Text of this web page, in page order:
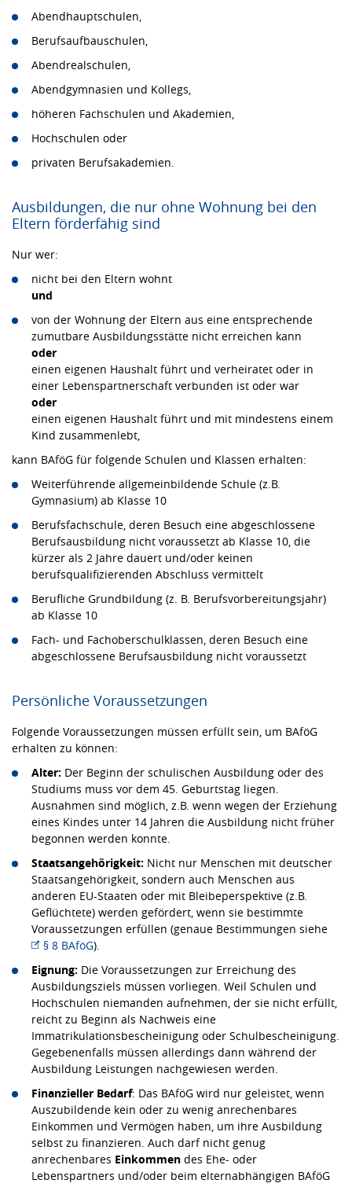
Abendhauptschulen,
Berufsaufbauschulen,
Abendrealschulen,
Abendgymnasien und Kollegs,
höheren Fachschulen und Akademien,
Hochschulen oder
privaten Berufsakademien.
Ausbildungen, die nur ohne Wohnung bei den
Eltern förderfähig sind
Nur wer:
nicht bei den Eltern wohnt
und
von der Wohnung der Eltern aus eine entsprechende
zumutbare Ausbildungsstätte nicht erreichen kann
oder
einen eigenen Haushalt führt und verheiratet oder in
einer Lebenspartnerschaft verbunden ist oder war
oder
einen eigenen Haushalt führt und mit mindestens einem
Kind zusammenlebt,
kann BAföG für folgende Schulen und Klassen erhalten:
Weiterführende allgemeinbildende Schule (z.B.
Gymnasium) ab Klasse 10
Berufsfachschule, deren Besuch eine abgeschlossene
Berufsausbildung nicht voraussetzt ab Klasse 10, die
kürzer als 2 Jahre dauert und/oder keinen
berufsqualifizierenden Abschluss vermittelt
Berufliche Grundbildung (z. B. Berufsvorbereitungsjahr)
ab Klasse 10
Fach- und Fachoberschulklassen, deren Besuch eine
abgeschlossene Berufsausbildung nicht voraussetzt
Persönliche Voraussetzungen
Folgende Voraussetzungen müssen erfüllt sein, um BAföG
erhalten zu können:
Alter: Der Beginn der schulischen Ausbildung oder des
Studiums muss vor dem 45. Geburtstag liegen.
Ausnahmen sind möglich, z.B. wenn wegen der Erziehung
eines Kindes unter 14 Jahren die Ausbildung nicht früher
begonnen werden konnte.
Staatsangehörigkeit: Nicht nur Menschen mit deutscher
Staatsangehörigkeit, sondern auch Menschen aus
anderen EU-Staaten oder mit Bleibeperspektive (z.B.
Geflüchtete) werden gefördert, wenn sie bestimmte
Voraussetzungen erfüllen (genaue Bestimmungen siehe
§ 8 BAföG).
Eignung: Die Voraussetzungen zur Erreichung des
Ausbildungsziels müssen vorliegen. Weil Schulen und
Hochschulen niemanden aufnehmen, der sie nicht erfüllt,
reicht zu Beginn als Nachweis eine
Immatrikulationsbescheinigung oder Schulbescheinigung.
Gegebenenfalls müssen allerdings dann während der
Ausbildung Leistungen nachgewiesen werden.
Finanzieller Bedarf: Das BAföG wird nur geleistet, wenn
Auszubildende kein oder zu wenig anrechenbares
Einkommen und Vermögen haben, um ihre Ausbildung
selbst zu finanzieren. Auch darf nicht genug
anrechenbares Einkommen des Ehe- oder
Lebenspartners und/oder beim elternabhängigen BAföG